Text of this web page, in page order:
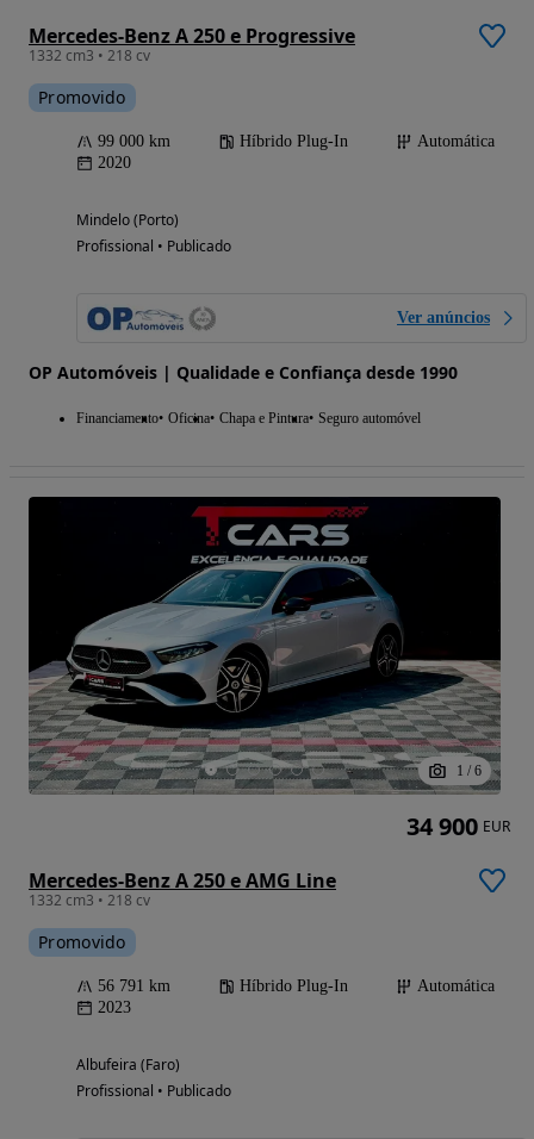
Mercedes-Benz A 250 e Progressive
1332 cm3 • 218 cv
Promovido
99 000 km Híbrido Plug-In
Automática
2020
Mindelo (Porto)
Profissional • Publicado
Ver anúncios
OP Automóveis | Qualidade e Confiança desde 1990
Financiamento Oficina Chapa e Pintura Seguro automóvel
1 / 6
Mercedes-Benz A 250 e AMG Line
1332 cm3 • 218 cv
Promovido
56 791 km Híbrido Plug-In
Automática
2023
Albufeira (Faro)
Profissional • Publicado
34 900 EUR